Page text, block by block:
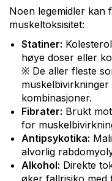
Noen legemidler kan
muskeltoksisitet:
Statiner:
høye doser eller
※ De aller fleste
kombinasjoner.
Fibrater: Brukt
for
Antipsykotika:
alvorlig
Alkohol: Direkte